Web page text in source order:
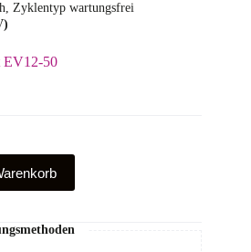
Zyklentyp wartungsfrei
EV12-50